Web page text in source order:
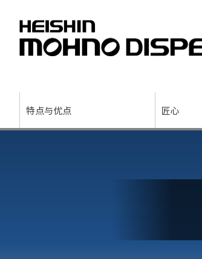
特点与优点 匠心